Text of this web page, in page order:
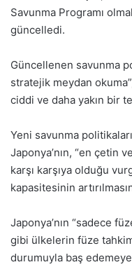
Savunma Programı
güncelledi.
Güncellenen savunma
stratejik meydan
ciddi ve daha yakın bir
Yeni savunma
Japonya’nın, “en çetin
karşı karşıya olduğu
kapasitesinin
Japonya’nın “sadece
gibi ülkelerin füze
durumuyla baş